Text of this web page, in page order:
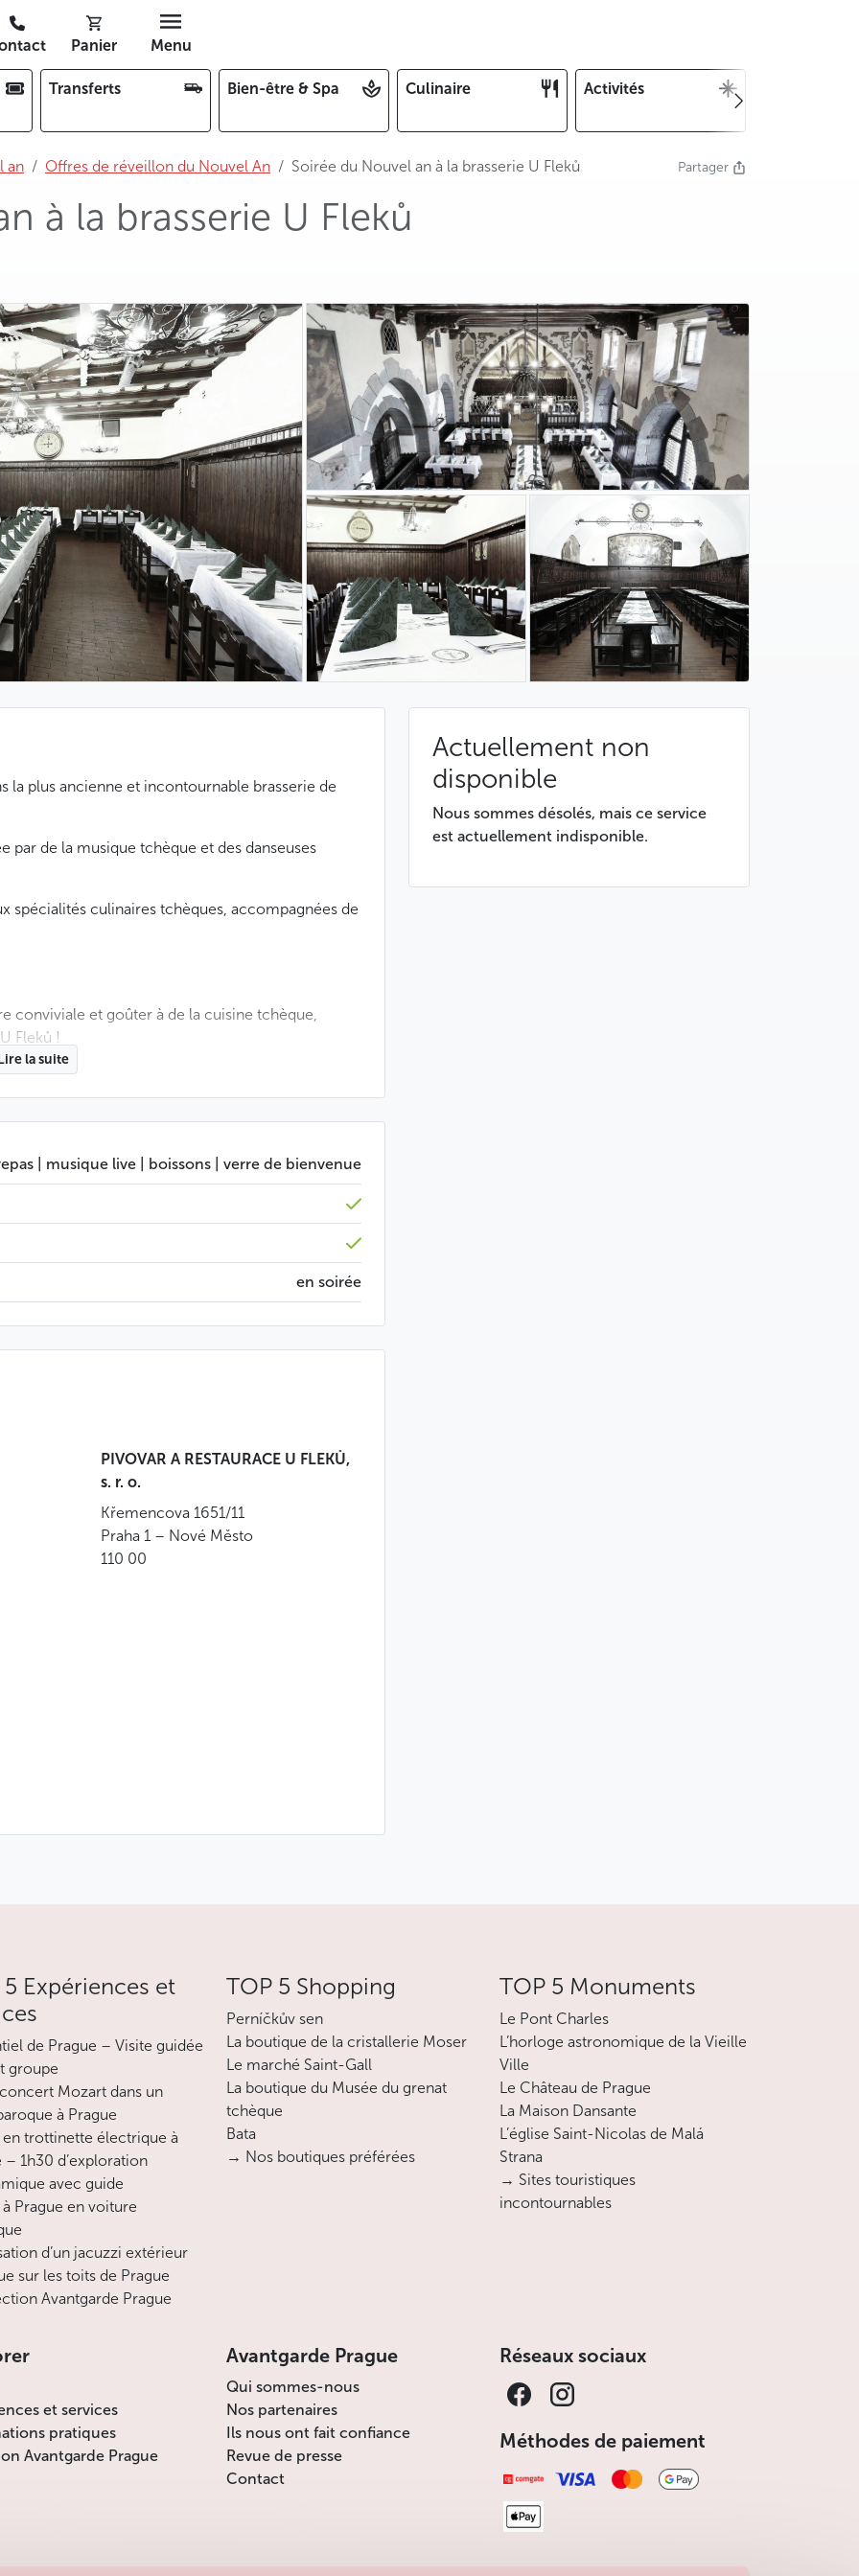
Panier Menu
Transferts Bien-être & Spa Culinaire Activités
an Offres de réveillon du Nouvel An Soirée du Nouvel an à la brasserie U Fleků Partager
à la brasserie U Fleků
la plus ancienne et incontournable brasserie de
par de la musique tchèque et des danseuses
spécialités culinaires tchèques, accompagnées de
conviviale et goûter à de la cuisine tchèque,
Fleků !
bière Flek 13°, du vin et des boissons non
nous !
(alcool traditionnel tchèque à base de
à venir !
d’annulation
ne sera retenu
du prix vous sera facturée
la suite
Moins
| musique live | boissons | verre de bienvenue
en soirée
PIVOVAR A RESTAURACE U FLEKŮ,
s. r. o.
Křemencova 1651/11
Praha 1 – Nové Město
110 00
Actuellement non
disponible
Nous sommes désolés, mais ce service
est actuellement indisponible.
5 Expériences et
de Prague – Visite guidée
groupe
Mozart dans un
à Prague
en trottinette électrique à
– 1h30 d’exploration
avec guide
à Prague en voiture
d’un jacuzzi extérieur
sur les toits de Prague
Avantgarde Prague
TOP 5 Shopping
Perníčkův sen
La boutique de la cristallerie Moser
Le marché Saint-Gall
La boutique du Musée du grenat
tchèque
Bata
→ Nos boutiques préférées
TOP 5 Monuments
Le Pont Charles
L’horloge astronomique de la Vieille
Ville
Le Château de Prague
La Maison Dansante
L’église Saint-Nicolas de Malá
Strana
→ Sites touristiques
incontournables
et services
pratiques
Avantgarde Prague
Avantgarde Prague
Qui sommes-nous
Nos partenaires
Ils nous ont fait confiance
Revue de presse
Contact
Réseaux sociaux
Méthodes de paiement